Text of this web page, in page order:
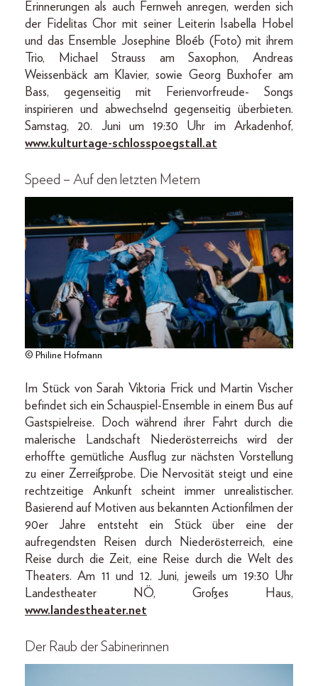
Erinnerungen als auch Fernweh anregen, werden sich
der Fidelitas Chor mit seiner Leiterin Isabella Hobel
und das Ensemble Josephine Bloéb (Foto) mit ihrem
Trio, Michael Strauss am Saxophon, Andreas
Weissenbäck am Klavier, sowie Georg Buxhofer am
Bass, gegenseitig mit Ferienvorfreude- Songs
inspirieren und abwechselnd gegenseitig überbieten.
Samstag, 20. Juni um 19:30 Uhr im Arkadenhof,
www.kulturtage-schlosspoegstall.at
Speed – Auf den letzten Metern
© Philine Hofmann
Im Stück von Sarah Viktoria Frick und Martin Vischer
befindet sich ein Schauspiel-Ensemble in einem Bus auf
Gastspielreise. Doch während ihrer Fahrt durch die
malerische Landschaft Niederösterreichs wird der
erhoffte gemütliche Ausflug zur nächsten Vorstellung
zu einer Zerreißprobe. Die Nervosität steigt und eine
rechtzeitige Ankunft scheint immer unrealistischer.
Basierend auf Motiven aus bekannten Actionfilmen der
90er Jahre entsteht ein Stück über eine der
aufregendsten Reisen durch Niederösterreich, eine
Reise durch die Zeit, eine Reise durch die Welt des
Theaters. Am 11 und 12. Juni, jeweils um 19:30 Uhr
Landestheater NÖ, Großes Haus,
www.landestheater.net
Der Raub der Sabinerinnen